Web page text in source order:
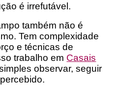
é irrefutável.
também não é
Tem complexidade
e técnicas de
trabalho em Casais
observar, seguir